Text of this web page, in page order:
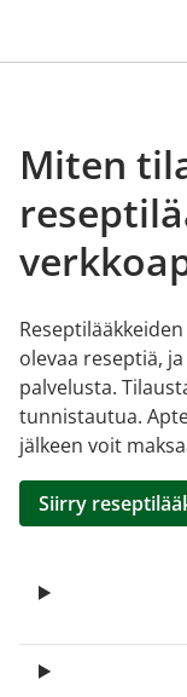
Miten
olevaa reseptiä,
palvelusta.
tunnistautua.
jälkeen voit
Siirry